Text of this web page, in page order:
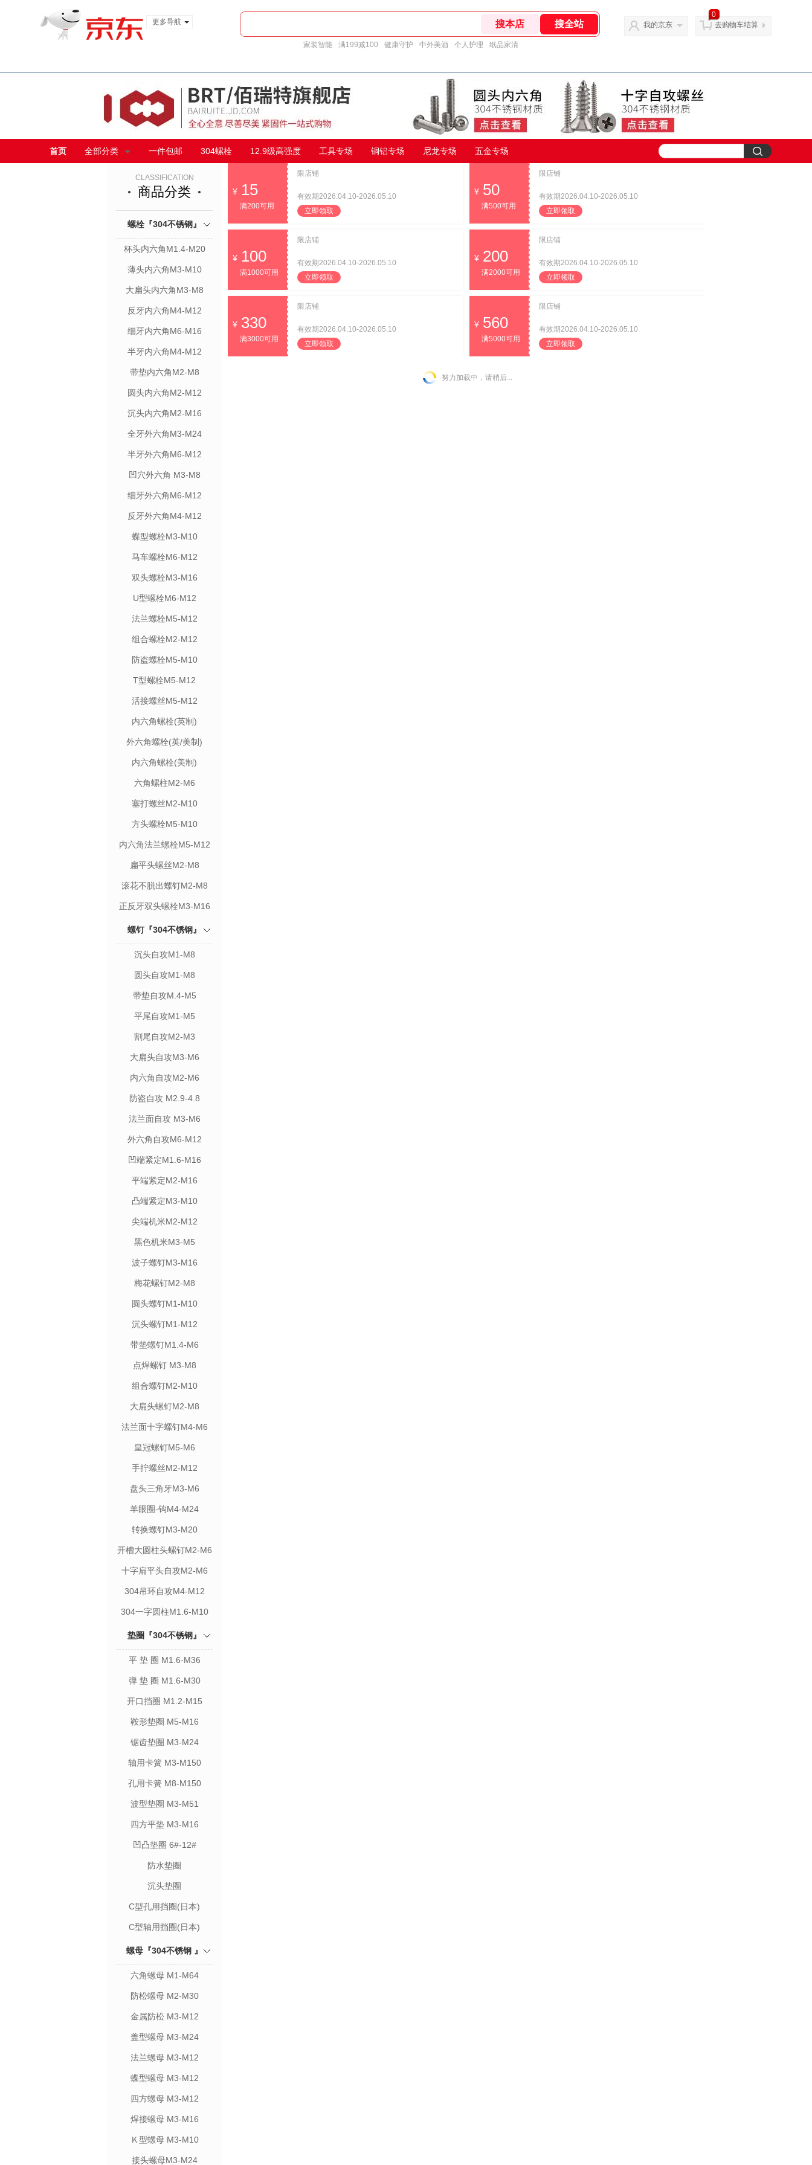
更多导航
家装智能 满199减100 健康守护 中外美酒 个人护理 纸品家清
我的京东
0
去购物车结算
首页 全部分类 一件包邮 304螺栓 12.9级高强度 工具专场 铜铝专场 尼龙专场 五金专场
CLASSIFICATION
商品分类
螺栓『304不锈钢』
杯头内六角M1.4-M20
薄头内六角M3-M10
大扁头内六角M3-M8
反牙内六角M4-M12
细牙内六角M6-M16
半牙内六角M4-M12
带垫内六角M2-M8
圆头内六角M2-M12
沉头内六角M2-M16
全牙外六角M3-M24
半牙外六角M6-M12
凹穴外六角 M3-M8
细牙外六角M6-M12
反牙外六角M4-M12
蝶型螺栓M3-M10
马车螺栓M6-M12
双头螺栓M3-M16
U型螺栓M6-M12
法兰螺栓M5-M12
组合螺栓M2-M12
防盗螺栓M5-M10
T型螺栓M5-M12
活接螺丝M5-M12
内六角螺栓(英制)
外六角螺栓(英/美制)
内六角螺栓(美制)
六角螺柱M2-M6
塞打螺丝M2-M10
方头螺栓M5-M10
内六角法兰螺栓M5-M12
扁平头螺丝M2-M8
滚花不脱出螺钉M2-M8
正反牙双头螺栓M3-M16
螺钉『304不锈钢』
沉头自攻M1-M8
圆头自攻M1-M8
带垫自攻M.4-M5
平尾自攻M1-M5
割尾自攻M2-M3
大扁头自攻M3-M6
内六角自攻M2-M6
防盗自攻 M2.9-4.8
法兰面自攻 M3-M6
外六角自攻M6-M12
凹端紧定M1.6-M16
平端紧定M2-M16
凸端紧定M3-M10
尖端机米M2-M12
黑色机米M3-M5
波子螺钉M3-M16
梅花螺钉M2-M8
圆头螺钉M1-M10
沉头螺钉M1-M12
带垫螺钉M1.4-M6
点焊螺钉 M3-M8
组合螺钉M2-M10
大扁头螺钉M2-M8
法兰面十字螺钉M4-M6
皇冠螺钉M5-M6
手拧螺丝M2-M12
盘头三角牙M3-M6
羊眼圈-钩M4-M24
转换螺钉M3-M20
开槽大圆柱头螺钉M2-M6
十字扁平头自攻M2-M6
304吊环自攻M4-M12
304一字圆柱M1.6-M10
垫圈『304不锈钢』
平 垫 圈 M1.6-M36
弹 垫 圈 M1.6-M30
开口挡圈 M1.2-M15
鞍形垫圈 M5-M16
锯齿垫圈 M3-M24
轴用卡簧 M3-M150
孔用卡簧 M8-M150
波型垫圈 M3-M51
四方平垫 M3-M16
凹凸垫圈 6#-12#
防水垫圈
沉头垫圈
C型孔用挡圈(日本)
C型轴用挡圈(日本)
螺母『304不锈钢 』
六角螺母 M1-M64
防松螺母 M2-M30
金属防松 M3-M12
盖型螺母 M3-M24
法兰螺母 M3-M12
蝶型螺母 M3-M12
四方螺母 M3-M12
焊接螺母 M3-M16
Ｋ型螺母 M3-M10
接头螺母M3-M24
15
满200可用
限店铺
有效期2026.04.10-2026.05.10
立即领取
50
满500可用
限店铺
有效期2026.04.10-2026.05.10
立即领取
100
满1000可用
限店铺
有效期2026.04.10-2026.05.10
立即领取
200
满2000可用
限店铺
有效期2026.04.10-2026.05.10
立即领取
330
满3000可用
限店铺
有效期2026.04.10-2026.05.10
立即领取
560
满5000可用
限店铺
有效期2026.04.10-2026.05.10
立即领取
努力加载中，请稍后...